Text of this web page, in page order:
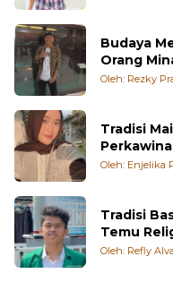
Budaya
Orang
Oleh: Rezky
Tradisi
Puluh
Oleh: Enjelika
Tradisi
Temu
Oleh: Refly